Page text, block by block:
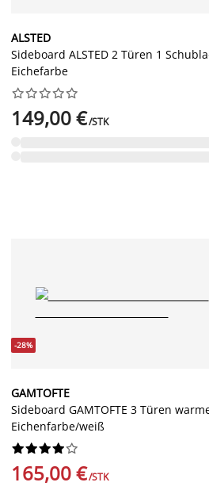
ALSTED
Sideboard ALSTED 2 Türen 1
Eichefarbe






149,00 €/STK
-28%
GAMTOFTE
Sideboard GAMTOFTE 3 Türen
Eichenfarbe/weiß






165,00 €/STK